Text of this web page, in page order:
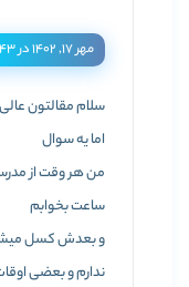
مهر ۱۷, ۱۴۰۲ در ۱۹:۴۳
سلام مقالتون
اما یه سوال
ساعت بخوابم
و بعدش کسل
ندارم و بعضی